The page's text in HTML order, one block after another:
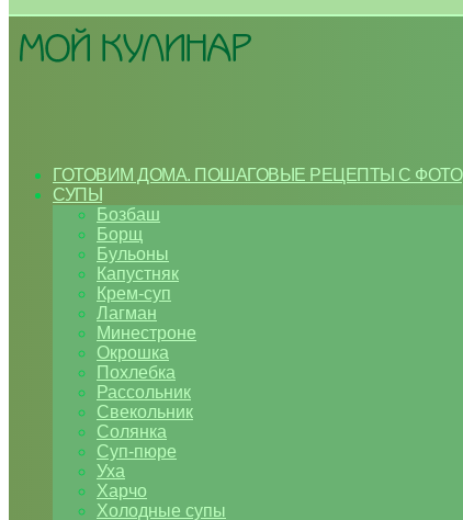
ГОТОВИМ ДОМА. ПОШАГОВЫЕ РЕЦЕПТЫ С ФОТО
СУПЫ
Бозбаш
Борщ
Бульоны
Капустняк
Крем-суп
Лагман
Минестроне
Окрошка
Похлебка
Рассольник
Свекольник
Солянка
Суп-пюре
Уха
Харчо
Холодные супы